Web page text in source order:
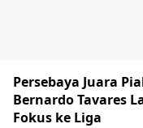
Persebaya Juara
Bernardo Tavares
Fokus ke Liga